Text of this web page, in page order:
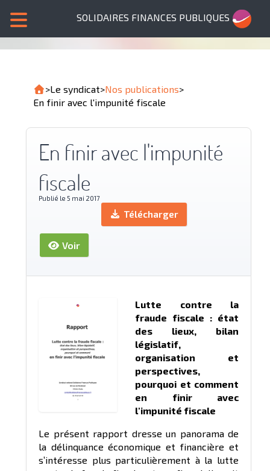
SOLIDAIRES FINANCES PUBLIQUES
>Le syndicat>Nos publications>
En finir avec l'impunité fiscale
En finir avec l'impunité
fiscale
Publié le 5 mai 2017
Télécharger
Voir
Lutte contre la
fraude fiscale : état
des lieux, bilan
législatif,
organisation et
perspectives,
pourquoi et comment
en finir avec
l'impunité fiscale
Le présent rapport dresse un panorama de
la délinquance économique et financière et
s’intéresse plus particulièrement à la lutte